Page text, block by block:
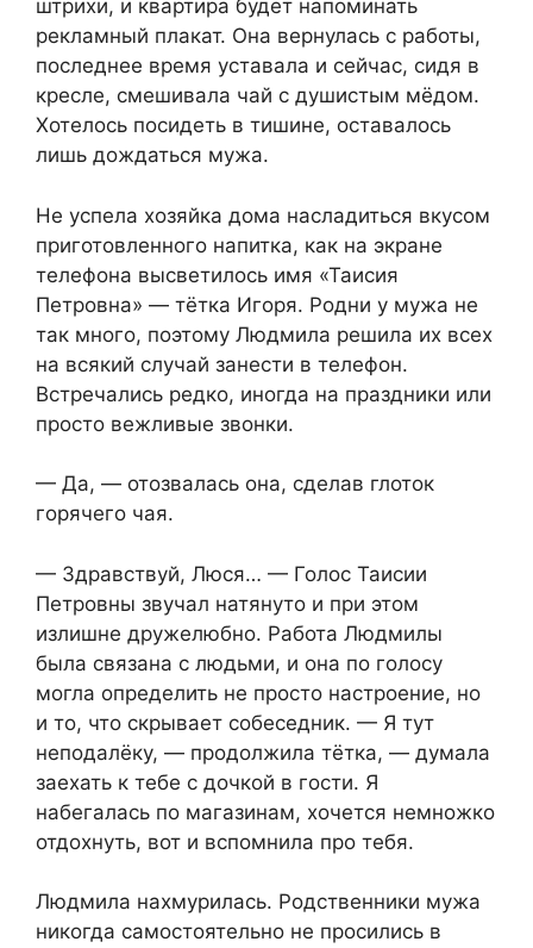
штрихи, и квартира будет напоминать
рекламный плакат. Она вернулась с работы,
последнее время уставала и сейчас, сидя в
кресле, смешивала чай с душистым мёдом.
Хотелось посидеть в тишине, оставалось
лишь дождаться мужа.
Не успела хозяйка дома насладиться вкусом
приготовленного напитка, как на экране
телефона высветилось имя «Таисия
Петровна» — тётка Игоря. Родни у мужа не
так много, поэтому Людмила решила их всех
на всякий случай занести в телефон.
Встречались редко, иногда на праздники или
просто вежливые звонки.
— Да, — отозвалась она, сделав глоток
горячего чая.
— Здравствуй, Люся… — Голос Таисии
Петровны звучал натянуто и при этом
излишне дружелюбно. Работа Людмилы
была связана с людьми, и она по голосу
могла определить не просто настроение, но
и то, что скрывает собеседник. — Я тут
неподалёку, — продолжила тётка, — думала
заехать к тебе с дочкой в гости. Я
набегалась по магазинам, хочется немножко
отдохнуть, вот и вспомнила про тебя.
Людмила нахмурилась. Родственники мужа
никогда самостоятельно не просились в